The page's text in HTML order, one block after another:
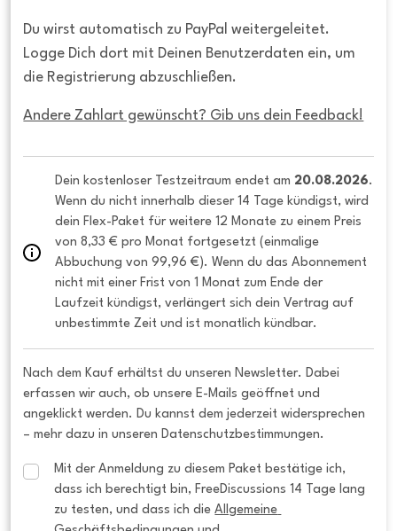
Du wirst automatisch zu PayPal weitergeleitet.
Logge Dich dort mit Deinen Benutzerdaten ein, um
die Registrierung abzuschließen.
Andere Zahlart gewünscht? Gib uns dein Feedback!
Dein kostenloser Testzeitraum endet am 20.08.2026.
Wenn du nicht innerhalb dieser 14 Tage kündigst, wird
dein Flex-Paket für weitere 12 Monate zu einem Preis
von 8,33 € pro Monat fortgesetzt (einmalige
Abbuchung von 99,96 €). Wenn du das Abonnement
nicht mit einer Frist von 1 Monat zum Ende der
Laufzeit kündigst, verlängert sich dein Vertrag auf
unbestimmte Zeit und ist monatlich kündbar.
Nach dem Kauf erhältst du unseren Newsletter. Dabei
erfassen wir auch, ob unsere E-Mails geöffnet und
angeklickt werden. Du kannst dem jederzeit widersprechen
– mehr dazu in unseren Datenschutzbestimmungen.
Mit der Anmeldung zu diesem Paket bestätige ich,
dass ich berechtigt bin, FreeDiscussions 14 Tage lang
zu testen, und dass ich die Allgemeine